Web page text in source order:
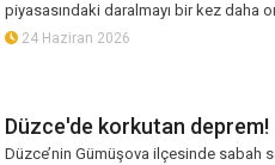
piyasasındaki daralmayı bir kez daha
24 Haziran 2026
Düzce'de korkutan deprem!
Düzce’nin Gümüşova ilçesinde sabah